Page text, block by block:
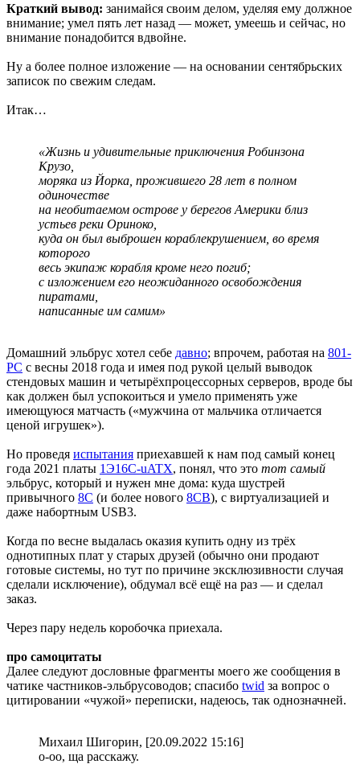
Краткий вывод: занимайся своим делом, уделяя ему должное
внимание; умел пять лет назад — может, умеешь и сейчас, но
внимание понадобится вдвойне.
Ну а более полное изложение — на основании сентябрьских
записок по свежим следам.
Итак…
«Жизнь и удивительные приключения Робинзона
Крузо,
моряка из Йорка, прожившего 28 лет в полном
одиночестве
на необитаемом острове у берегов Америки близ
устьев реки Ориноко,
куда он был выброшен кораблекрушением, во время
которого
весь экипаж корабля кроме него погиб;
с изложением его неожиданного освобождения
пиратами,
написанные им самим»
Домашний эльбрус хотел себе давно; впрочем, работая на 801-
РС с весны 2018 года и имея под рукой целый выводок
стендовых машин и четырёхпроцессорных серверов, вроде бы
как должен был успокоиться и умело применять уже
имеющуюся матчасть («мужчина от мальчика отличается
ценой игрушек»).
Но проведя испытания приехавшей к нам под самый конец
года 2021 платы 1Э16С-uATX, понял, что это тот самый
эльбрус, который и нужен мне дома: куда шустрей
привычного 8С (и более нового 8СВ), с виртуализацией и
даже набортным USB3.
Когда по весне выдалась оказия купить одну из трёх
однотипных плат у старых друзей (обычно они продают
готовые системы, но тут по причине эксклюзивности случая
сделали исключение), обдумал всё ещё на раз — и сделал
заказ.
Через пару недель коробочка приехала.
про самоцитаты
Далее следуют дословные фрагменты моего же сообщения в
чатике частников-эльбрусоводов; спасибо twid за вопрос о
цитировании «чужой» переписки, надеюсь, так однозначней.
Михаил Шигорин, [20.09.2022 15:16]
о-оо, ща расскажу.